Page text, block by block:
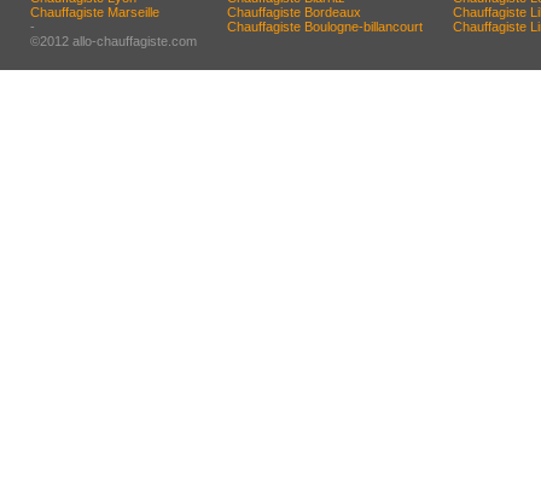
Chauffagiste Marseille
-
©2012 allo-chauffagiste.com
Chauffagiste Bordeaux
Chauffagiste Boulogne-billancourt
Chauffagiste
Chauffagiste